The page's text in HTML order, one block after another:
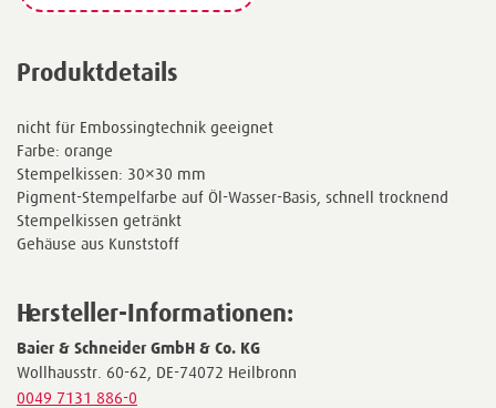
Produktdetails
nicht für Embossingtechnik geeignet
Farbe: orange
Stempelkissen: 30×30 mm
Pigment-Stempelfarbe auf Öl-Wasser-Basis, schnell trocknend
Stempelkissen getränkt
Gehäuse aus Kunststoff
Hersteller-Informationen:
Baier & Schneider GmbH & Co. KG
Wollhausstr. 60-62, DE-74072 Heilbronn
0049 7131 886-0